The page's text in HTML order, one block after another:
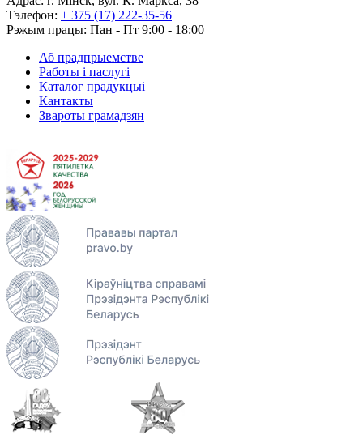
Тэлефон: + 375 (17) 222-35-56
Рэжым працы: Пан - Пт 9:00 - 18:00
Аб прадпрыемстве
Работы і паслугі
Каталог прадукцыі
Кантакты
Звароты грамадзян